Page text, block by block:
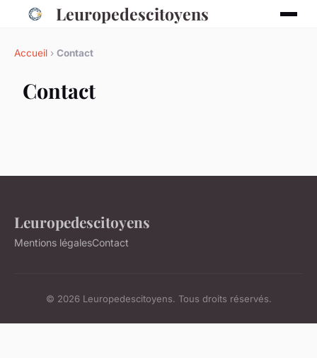
Leuropedescitoyens
Accueil › Contact
Contact
Leuropedescitoyens
Mentions légalesContact
© 2026 Leuropedescitoyens. Tous droits réservés.